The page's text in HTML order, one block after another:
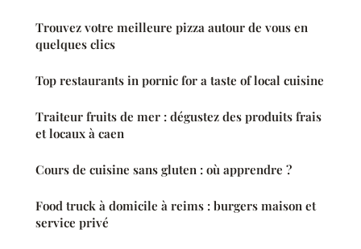
Trouvez votre meilleure pizza autour de vous en
quelques clics
Top restaurants in pornic for a taste of local cuisine
Traiteur fruits de mer : dégustez des produits frais
et locaux à caen
Cours de cuisine sans gluten : où apprendre ?
Food truck à domicile à reims : burgers maison et
service privé